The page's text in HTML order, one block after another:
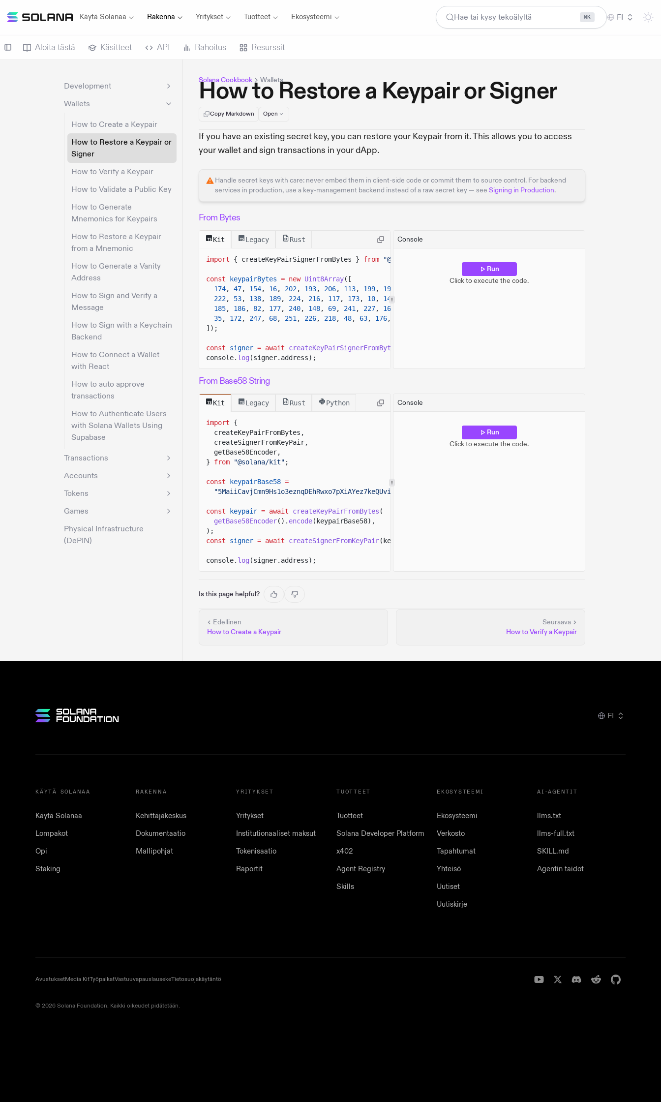
Käytä Solanaa Rakenna Yritykset Tuotteet Ekosysteemi Hae tai kysy tekoälyltä ⌘K FI
Aloita tästä Käsitteet API Rahoitus Resurssit
Development
Wallets
How to Create a Keypair
How to Restore a Keypair or
Signer
How to Verify a Keypair
How to Validate a Public Key
How to Generate
Mnemonics for Keypairs
How to Restore a Keypair
from a Mnemonic
How to Generate a Vanity
Address
How to Sign and Verify a
Message
How to Sign with a Keychain
Backend
How to Connect a Wallet
with React
How to auto approve
transactions
How to Authenticate Users
with Solana Wallets Using
Supabase
Transactions
Accounts
Tokens
Games
Physical Infrastructure
(DePIN)
Solana Cookbook Wallets
How to Restore a Keypair or Signer
Copy Markdown Open
If you have an existing secret key, you can restore your Keypair from it. This allows you to access
your wallet and sign transactions in your dApp.
Handle secret keys with care: never embed them in client-side code or commit them to source control. For backend
services in production, use a key-management backend instead of a raw secret key — see Signing in Production.
From Bytes
Kit Legacy Rust
import { createKeyPairSignerFromBytes } from "@solana/kit"
const keypairBytes = new Uint8Array([
174, 47, 154, 16, 202, 193, 206, 113, 199, 190
222, 53, 138, 189, 224, 216, 117, 173, 10, 149
185, 186, 82, 177, 240, 148, 69, 241, 227, 167
35, 172, 247, 68, 251, 226, 218, 48, 63, 176,
]);
const signer = await createKeyPairSignerFromBytes
console. log (signer.address);
Console
Run
Click to execute the code.
From Base58 String
Kit Legacy Rust Python
import
{
createKeyPairFromBytes,
createSignerFromKeyPair,
getBase58Encoder,
}
from "@solana/kit" ;
const keypairBase58 =
"5MaiiCavjCmn9Hs1o3eznqDEhRwxo7pXiAYez7keQUviUkauRiTMD8DrESdrNjN8zd9mTmVhRvBJeg5vhyvgrAhG"
const keypair = await createKeyPairFromBytes (
getBase58Encoder(). encode(keypairBase58),
);
const
signer = await createSignerFromKeyPair(keypair);
console. log (signer.address);
Console
Run
Click to execute the code.
Is this page helpful?
Edellinen
How to Create a Keypair
Seuraava
How to Verify a Keypair
FI
KÄYTÄ SOLANAA
Käytä Solanaa
Lompakot
Opi
Staking
RAKENNA
Kehittäjäkeskus
Dokumentaatio
Mallipohjat
YRITYKSET
Yritykset
Institutionaaliset maksut
Tokenisaatio
Raportit
TUOTTEET
Tuotteet
Solana Developer Platform
x402
Agent Registry
Skills
EKOSYSTEEMI
Ekosysteemi
Verkosto
Tapahtumat
Yhteisö
Uutiset
Uutiskirje
AI-AGENTIT
llms.txt
llms-full.txt
SKILL.md
Agentin taidot
AvustuksetMedia KitTyöpaikatVastuuvapauslausekeTietosuojakäytäntö
© 2026 Solana Foundation. Kaikki oikeudet pidätetään.